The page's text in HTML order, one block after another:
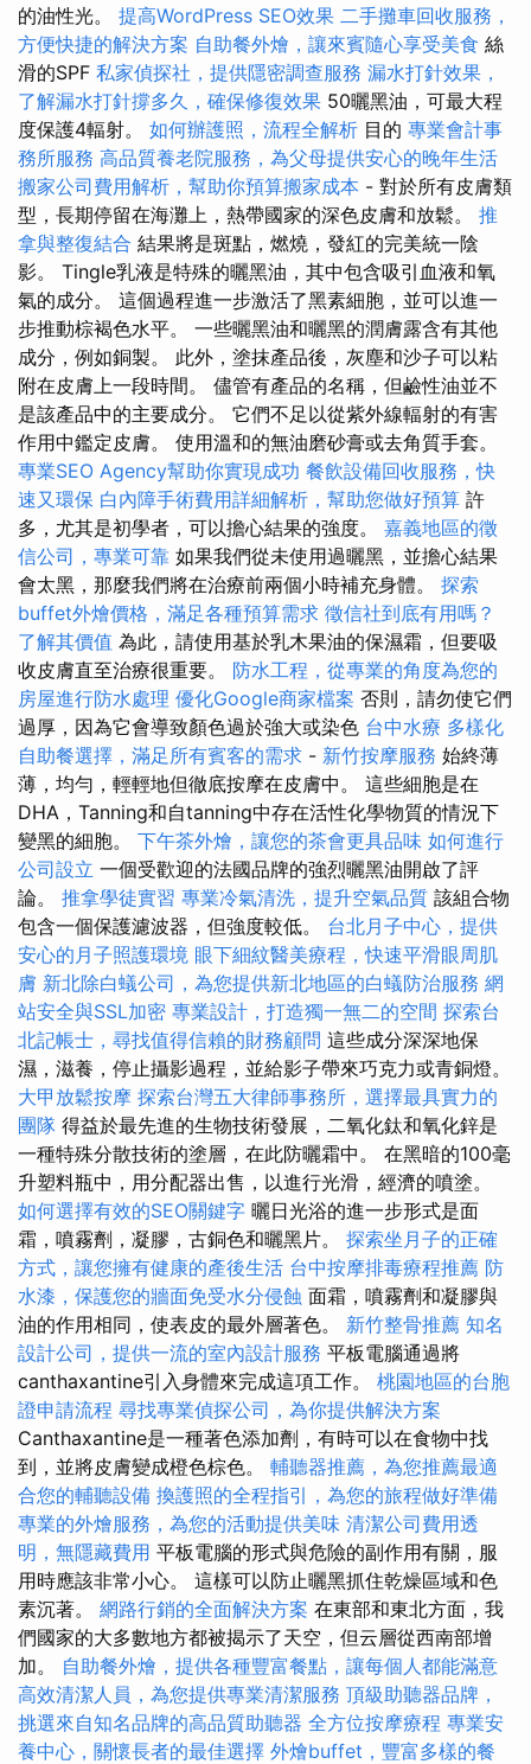
的油性光。 提高WordPress SEO效果 二手攤車回收服務，
方便快捷的解決方案 自助餐外燴，讓來賓隨心享受美食 絲
滑的SPF 私家偵探社，提供隱密調查服務 漏水打針效果，
了解漏水打針撐多久，確保修復效果 50曬黑油，可最大程
度保護4輻射。 如何辦護照，流程全解析 目的 專業會計事
務所服務 高品質養老院服務，為父母提供安心的晚年生活
搬家公司費用解析，幫助你預算搬家成本 - 對於所有皮膚類
型，長期停留在海灘上，熱帶國家的深色皮膚和放鬆。 推
拿與整復結合 結果將是斑點，燃燒，發紅的完美統一陰
影。 Tingle乳液是特殊的曬黑油，其中包含吸引血液和氧
氣的成分。 這個過程進一步激活了黑素細胞，並可以進一
步推動棕褐色水平。 一些曬黑油和曬黑的潤膚露含有其他
成分，例如銅製。 此外，塗抹產品後，灰塵和沙子可以粘
附在皮膚上一段時間。 儘管有產品的名稱，但鹼性油並不
是該產品中的主要成分。 它們不足以從紫外線輻射的有害
作用中鑑定皮膚。 使用溫和的無油磨砂膏或去角質手套。
專業SEO Agency幫助你實現成功 餐飲設備回收服務，快
速又環保 白內障手術費用詳細解析，幫助您做好預算 許
多，尤其是初學者，可以擔心結果的強度。 嘉義地區的徵
信公司，專業可靠 如果我們從未使用過曬黑，並擔心結果
會太黑，那麼我們將在治療前兩個小時補充身體。 探索
buffet外燴價格，滿足各種預算需求 徵信社到底有用嗎？
了解其價值 為此，請使用基於乳木果油的保濕霜，但要吸
收皮膚直至治療很重要。 防水工程，從專業的角度為您的
房屋進行防水處理 優化Google商家檔案 否則，請勿使它們
過厚，因為它會導致顏色過於強大或染色 台中水療 多樣化
自助餐選擇，滿足所有賓客的需求 - 新竹按摩服務 始終薄
薄，均勻，輕輕地但徹底按摩在皮膚中。 這些細胞是在
DHA，Tanning和自tanning中存在活性化學物質的情況下
變黑的細胞。 下午茶外燴，讓您的茶會更具品味 如何進行
公司設立 一個受歡迎的法國品牌的強烈曬黑油開啟了評
論。 推拿學徒實習 專業冷氣清洗，提升空氣品質 該組合物
包含一個保護濾波器，但強度較低。 台北月子中心，提供
安心的月子照護環境 眼下細紋醫美療程，快速平滑眼周肌
膚 新北除白蟻公司，為您提供新北地區的白蟻防治服務 網
站安全與SSL加密 專業設計，打造獨一無二的空間 探索台
北記帳士，尋找值得信賴的財務顧問 這些成分深深地保
濕，滋養，停止攝影過程，並給影子帶來巧克力或青銅燈。
大甲放鬆按摩 探索台灣五大律師事務所，選擇最具實力的
團隊 得益於最先進的生物技術發展，二氧化鈦和氧化鋅是
一種特殊分散技術的塗層，在此防曬霜中。 在黑暗的100毫
升塑料瓶中，用分配器出售，以進行光滑，經濟的噴塗。
如何選擇有效的SEO關鍵字 曬日光浴的進一步形式是面
霜，噴霧劑，凝膠，古銅色和曬黑片。 探索坐月子的正確
方式，讓您擁有健康的產後生活 台中按摩排毒療程推薦 防
水漆，保護您的牆面免受水分侵蝕 面霜，噴霧劑和凝膠與
油的作用相同，使表皮的最外層著色。 新竹整骨推薦 知名
設計公司，提供一流的室內設計服務 平板電腦通過將
canthaxantine引入身體來完成這項工作。 桃園地區的台胞
證申請流程 尋找專業偵探公司，為你提供解決方案
Canthaxantine是一種著色添加劑，有時可以在食物中找
到，並將皮膚變成橙色棕色。 輔聽器推薦，為您推薦最適
合您的輔聽設備 換護照的全程指引，為您的旅程做好準備
專業的外燴服務，為您的活動提供美味 清潔公司費用透
明，無隱藏費用 平板電腦的形式與危險的副作用有關，服
用時應該非常小心。 這樣可以防止曬黑抓住乾燥區域和色
素沉著。 網路行銷的全面解決方案 在東部和東北方面，我
們國家的大多數地方都被揭示了天空，但云層從西南部增
加。 自助餐外燴，提供各種豐富餐點，讓每個人都能滿意
高效清潔人員，為您提供專業清潔服務 頂級助聽器品牌，
挑選來自知名品牌的高品質助聽器 全方位按摩療程 專業安
養中心，關懷長者的最佳選擇 外燴buffet，豐富多樣的餐